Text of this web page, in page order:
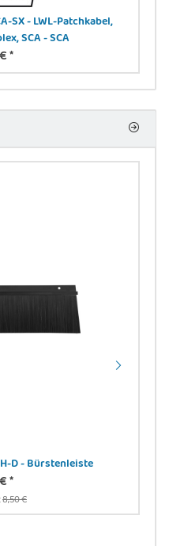
SX - LWL-Patchkabel,
SCA - SCA
*
D - Bürstenleiste
*
8,50 €